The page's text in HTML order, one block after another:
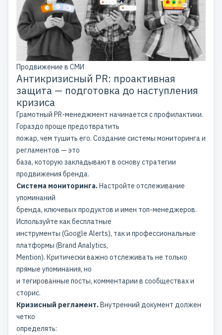
Продвижение в СМИ
Антикризисный PR: проактивная
защита — подготовка до наступления
кризиса
Грамотный PR-менеджмент начинается с профилактики.
Гораздо проще предотвратить
пожар, чем тушить его. Создание системы мониторинга и
регламентов — это
база, которую закладывают в основустратегии
продвижения бренда.
Система мониторинга.Настройте отслеживание
упоминаний
бренда, ключевых продуктов и имен топ-менеджеров.
Используйте как бесплатные
инструменты (Google Alerts), так и профессиональные
платформы (Brand Analytics,
Mention). Критически важно отслеживать не только
прямые упоминания, но
и тегированные посты, комментарии в сообществах и
сторис.
Кризисный регламент.Внутренний документ должен
четко
определять: